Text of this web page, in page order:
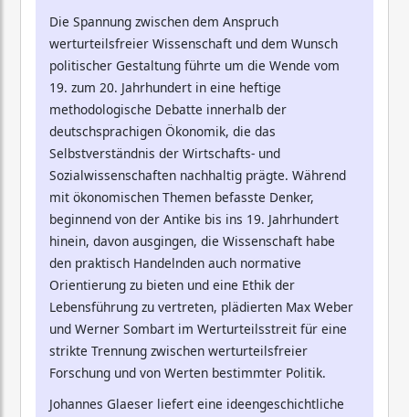
Die Spannung zwischen dem Anspruch
werturteilsfreier Wissenschaft und dem Wunsch
politischer Gestaltung führte um die Wende vom
19. zum 20. Jahrhundert in eine heftige
methodologische Debatte innerhalb der
deutschsprachigen Ökonomik, die das
Selbstverständnis der Wirtschafts- und
Sozialwissenschaften nachhaltig prägte. Während
mit ökonomischen Themen befasste Denker,
beginnend von der Antike bis ins 19. Jahrhundert
hinein, davon ausgingen, die Wissenschaft habe
den praktisch Handelnden auch normative
Orientierung zu bieten und eine Ethik der
Lebensführung zu vertreten, plädierten Max Weber
und Werner Sombart im Werturteilsstreit für eine
strikte Trennung zwischen werturteilsfreier
Forschung und von Werten bestimmter Politik.
Johannes Glaeser liefert eine ideengeschichtliche